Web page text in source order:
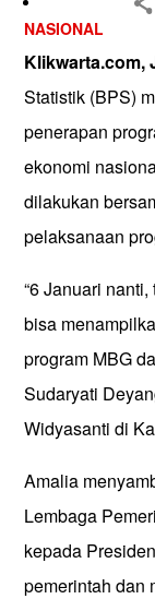
NASIONAL
Klikwarta.com,
Statistik (BPS)
penerapan
ekonomi
dilakukan
pelaksanaan
“6 Januari
bisa
program MBG
Sudaryati
Widyasanti di
Amalia
Lembaga
kepada
pemerintah dan